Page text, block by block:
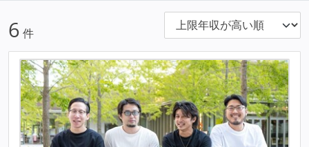
6 件